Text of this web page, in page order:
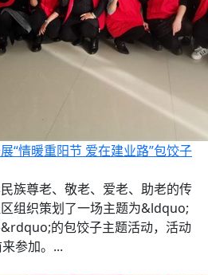
“情暖重阳节 爱在建业路”包饺子
族尊老、敬老、爱老、助老的传
组织策划了一场主题为&ldquo;
的包饺子主题活动，活动
参加。...